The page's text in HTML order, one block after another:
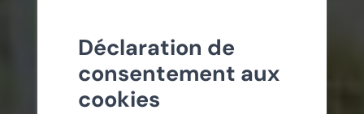
Déclaration de
consentement aux
cookies